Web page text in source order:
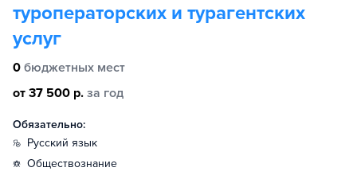
туроператорских и турагентских
услуг
0 бюджетных мест
от 37 500 р. за год
Обязательно:
русский язык
обществознание